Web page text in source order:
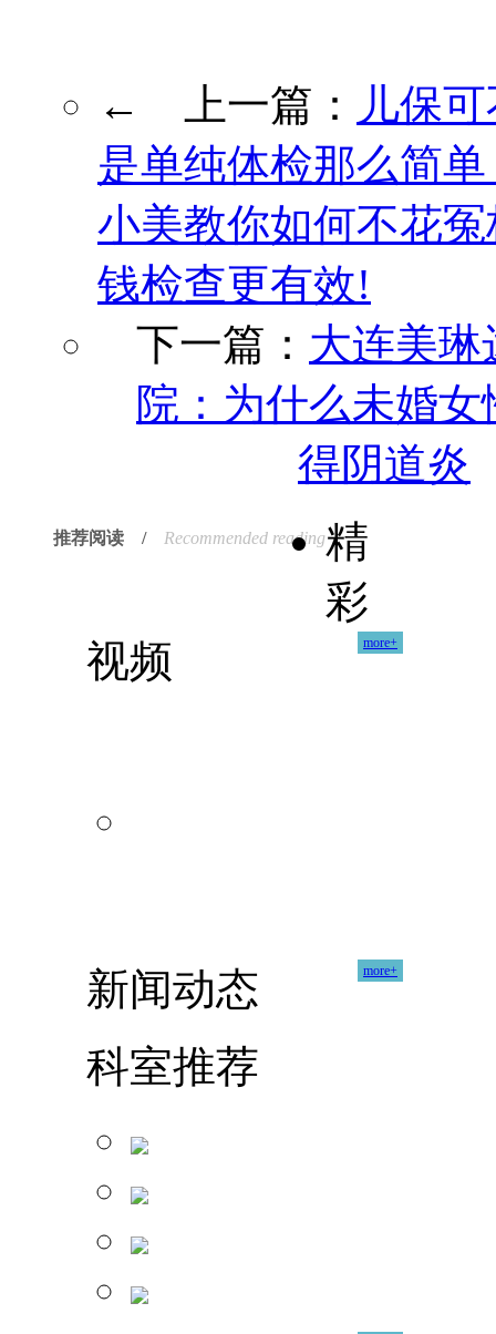
← 上一篇： 儿保
是单纯体检那么简单
小美教你如何不花冤
钱检查更有效!
下一篇： 大连美琳
院：为什么未婚女
得阴道炎
推荐阅读 / Recommended reading精
彩
视频
more+
新闻动态 more+
科室推荐